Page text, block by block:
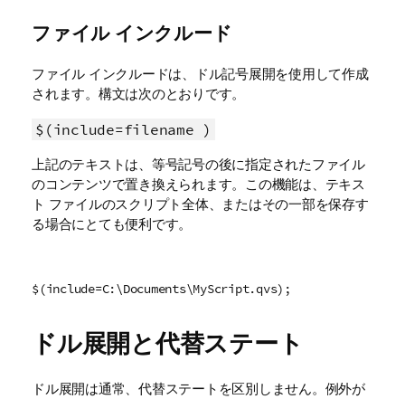
ファイル インクルード
ファイル インクルードは、ドル記号展開を使用して作成
されます。構文は次のとおりです。
$(include=filename )
上記のテキストは、等号記号の後に指定されたファイル
のコンテンツで置き換えられます。この機能は、テキス
ト ファイルのスクリプト全体、またはその一部を保存す
る場合にとても便利です。
$(include=C:\Documents\MyScript.qvs);
ドル展開と代替ステート
ドル展開は通常、代替ステートを区別しません。例外が